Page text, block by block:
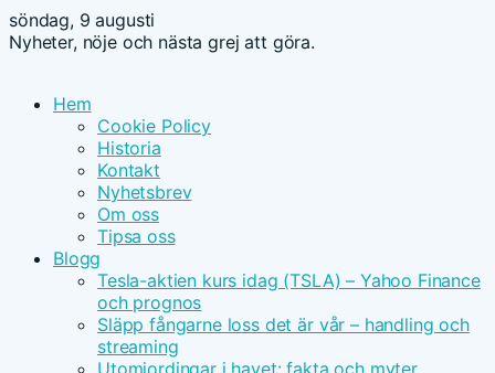
söndag, 9 augusti
Nyheter, nöje och nästa grej att göra.
Hem
Cookie Policy
Historia
Kontakt
Nyhetsbrev
Om oss
Tipsa oss
Blogg
Tesla-aktien kurs idag (TSLA) – Yahoo Finance
och prognos
Släpp fångarne loss det är vår – handling och
streaming
Utomjordingar i havet: fakta och myter